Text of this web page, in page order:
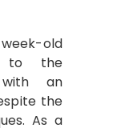
old
to the
with an
the
As a